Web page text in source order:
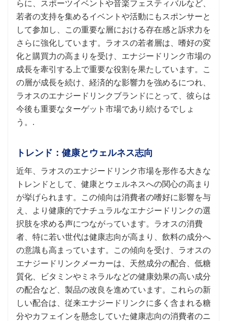
らに、スポーツイベントや音楽フェスティバルなど、
若者の支持を集めるイベントや活動にもスポンサーと
して参加し、この重要な層における存在感と訴求力を
さらに強化しています。ラオスの若者層は、嗜好の変
化と購買力の高まりを受け、エナジードリンク市場の
成長を牽引する上で重要な役割を果たしています。こ
の層が成長を続け、経済的な影響力を強めるにつれ、
ラオスのエナジードリンクブランドにとって、彼らは
今後も重要なターゲット市場であり続けるでしょ
う。.
トレンド：健康とウェルネス志向
近年、ラオスのエナジードリンク市場を形作る大きな
トレンドとして、健康とウェルネスへの関心の高まり
が挙げられます。この傾向は消費者の嗜好に影響を与
え、より健康的でナチュラルなエナジードリンクの選
択肢を求める声につながっています。ラオスの消費
者、特に若い世代は健康志向が高まり、飲料の成分へ
の意識も高まっています。この傾向を受け、ラオスの
エナジードリンクメーカーは、天然成分の配合、低糖
質化、ビタミンやミネラルなどの健康効果の高い成分
の配合など、製品の改良を進めています。これらの新
しい配合は、従来エナジードリンクに多く含まれる糖
分やカフェインを懸念していた健康志向の消費者のニ